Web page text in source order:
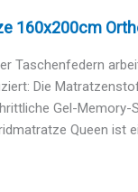
160x200cm
Taschenfedern
Die
Gel-Memory-
Queen ist